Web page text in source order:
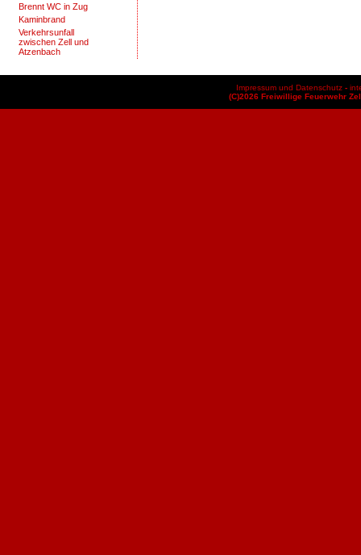
Brennt WC in Zug
Kaminbrand
Verkehrsunfall
zwischen Zell und
Atzenbach
Impressum und Datenschutz -
(C)2026 Freiwillige Feuerwehr